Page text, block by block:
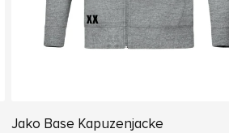
Jako Base Kapuzenjacke